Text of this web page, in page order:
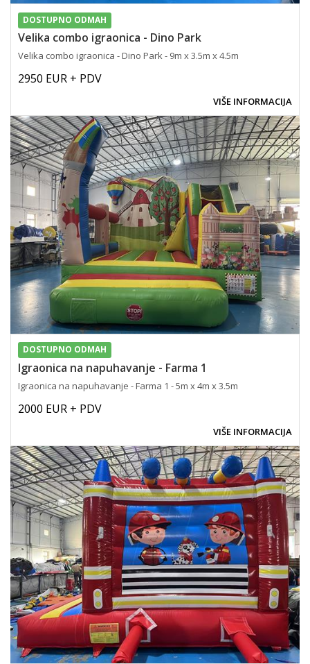
DOSTUPNO ODMAH
Velika combo igraonica - Dino Park
Velika combo igraonica - Dino Park - 9m x 3.5m x 4.5m
2950 EUR + PDV
VIŠE INFORMACIJA
DOSTUPNO ODMAH
Igraonica na napuhavanje - Farma 1
Igraonica na napuhavanje - Farma 1 - 5m x 4m x 3.5m
2000 EUR + PDV
VIŠE INFORMACIJA